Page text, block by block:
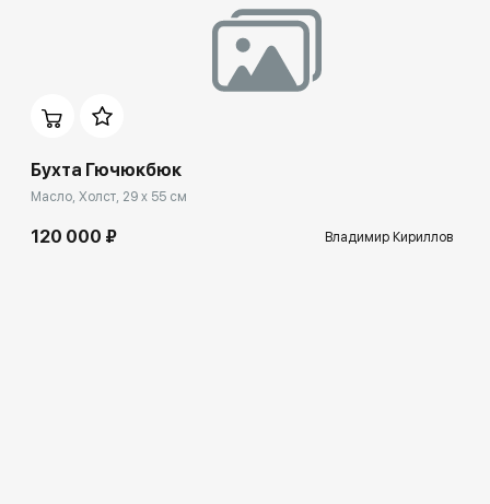
Бухта Гючюкбюк
Масло, Холст, 29 x 55 см
120 000 ₽ Владимир Кириллов